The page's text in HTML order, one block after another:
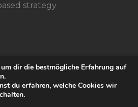
strategy
dir die bestmögliche Erfahrung auf
du erfahren, welche Cookies wir